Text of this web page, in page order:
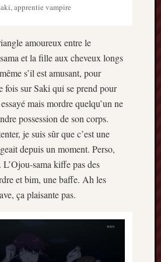
apprentie vampire
amoureux entre le
et la fille aux cheveux longs
s’il est amusant, pour
fois sur Saki qui se prend pour
mais mordre quelqu’un ne
possession de son corps.
je suis sûr que c’est une
depuis un moment. Perso,
L’Ojou-sama kiffe pas des
et bim, une baffe. Ah les
ça plaisante pas.